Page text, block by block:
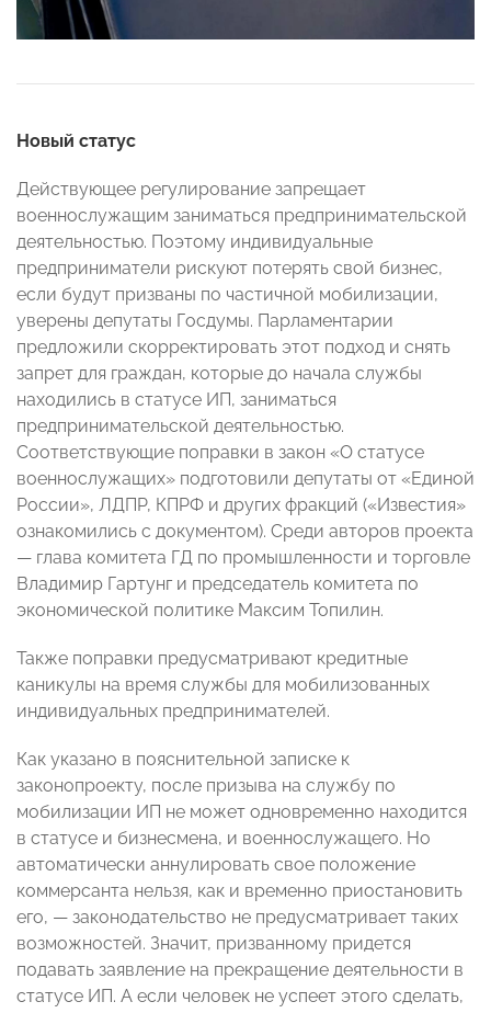
Новый статус
Действующее регулирование запрещает
военнослужащим заниматься предпринимательской
деятельностью. Поэтому индивидуальные
предприниматели рискуют потерять свой бизнес,
если будут призваны по частичной мобилизации,
уверены депутаты Госдумы. Парламентарии
предложили скорректировать этот подход и снять
запрет для граждан, которые до начала службы
находились в статусе ИП, заниматься
предпринимательской деятельностью.
Соответствующие поправки в закон «О статусе
военнослужащих» подготовили депутаты от «Единой
России», ЛДПР, КПРФ и других фракций («Известия»
ознакомились с документом). Среди авторов проекта
— глава комитета ГД по промышленности и торговле
Владимир Гартунг и председатель комитета по
экономической политике Максим Топилин.
Также поправки предусматривают кредитные
каникулы на время службы для мобилизованных
индивидуальных предпринимателей.
Как указано в пояснительной записке к
законопроекту, после призыва на службу по
мобилизации ИП не может одновременно находится
в статусе и бизнесмена, и военнослужащего. Но
автоматически аннулировать свое положение
коммерсанта нельзя, как и временно приостановить
его, — законодательство не предусматривает таких
возможностей. Значит, призванному придется
подавать заявление на прекращение деятельности в
статусе ИП. А если человек не успеет этого сделать,